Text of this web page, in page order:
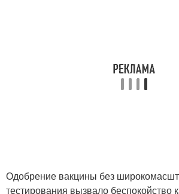
Одобрение вакцины без
тестирования вызвало беспокойство